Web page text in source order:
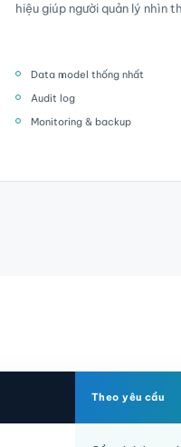
hiệu giúp người quản lý nhìn
Data model thống nhất
Audit log
Monitoring & backup
Theo yêu cầu